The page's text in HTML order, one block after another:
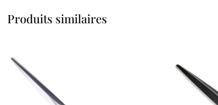
Produits similaires